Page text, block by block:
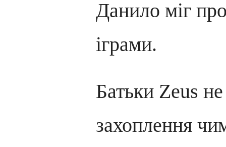
Данило міг
іграми.
Батьки Zeus
захоплення